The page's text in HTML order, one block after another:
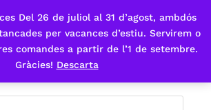
Del 26 de juliol al 31 d’agost, ambdós
per vacances d’estiu. Servirem o
comandes a partir de l’1 de setembre.
Gràcies! Descarta
sòcia